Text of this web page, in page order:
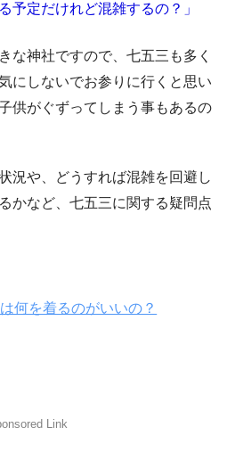
予定だけれど混雑するの？」
な神社ですので、七五三も多く
にしないでお参りに行くと思い
供がぐずってしまう事もあるの
況や、どうすれば混雑を回避し
かなど、七五三に関する疑問点
何を着るのがいいの？
Link